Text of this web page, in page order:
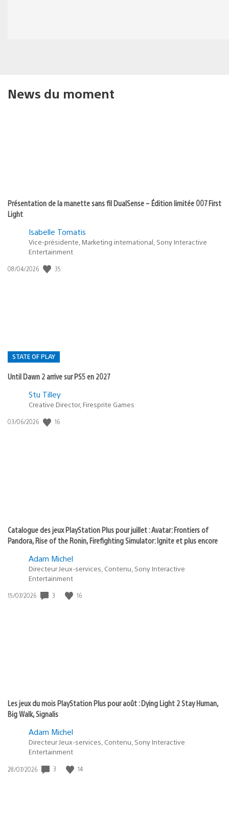
News du moment
Présentation de la manette sans fil DualSense – Édition limitée 007 First
Light
Isabelle Tomatis
Vice-présidente, Marketing international, Sony Interactive
Entertainment
Date
08/04/2026 35
STATE OF PLAY
Until Dawn 2 arrive sur PS5 en 2027
Postée
:
Stu Tilley
Creative Director, Firesprite Games
Date
03/06/2026 16
Catalogue des jeux PlayStation Plus pour juillet : Avatar: Frontiers of
Pandora, Rise of the Ronin, Firefighting Simulator: Ignite et plus encore
Adam Michel
Directeur Jeux-services, Contenu, Sony Interactive
Entertainment
Date
15/07/2026 3 16
Les jeux du mois PlayStation Plus pour août : Dying Light 2 Stay Human,
Big Walk, Signalis
Adam Michel
Directeur Jeux-services, Contenu, Sony Interactive
Entertainment
Date
28/07/2026 3 14